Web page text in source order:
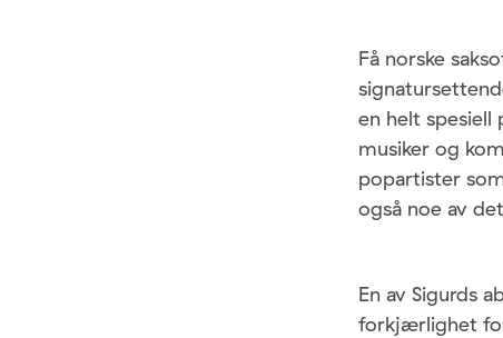
Få norske
en helt spesiell
musiker og
popartister
også noe av
En av Sigurds
forkjærlighet